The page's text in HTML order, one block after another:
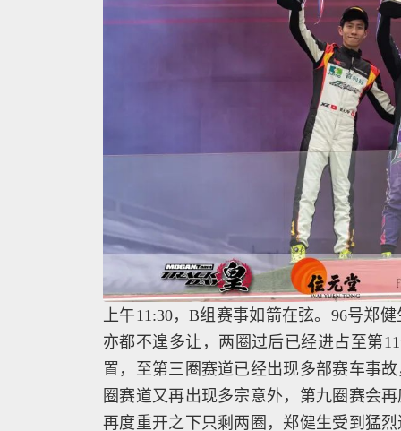
上午11:30，B组赛事如箭在弦。96号郑
亦都不遑多让，两圈过后已经进占至第
置，至第三圈赛道已经出现多部赛车事
圈赛道又再出现多宗意外，第九圈赛会
再度重开之下只剩两圈，郑健生受到猛